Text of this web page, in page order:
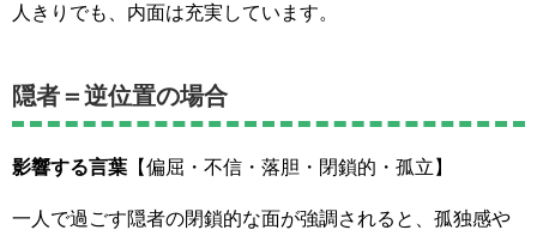
人きりでも、内面は充実しています。
隠者＝逆位置の場合
影響する言葉 【偏屈・不信・落胆・閉鎖的・孤立】
一人で過ごす隠者の閉鎖的な面が強調されると、孤独感や